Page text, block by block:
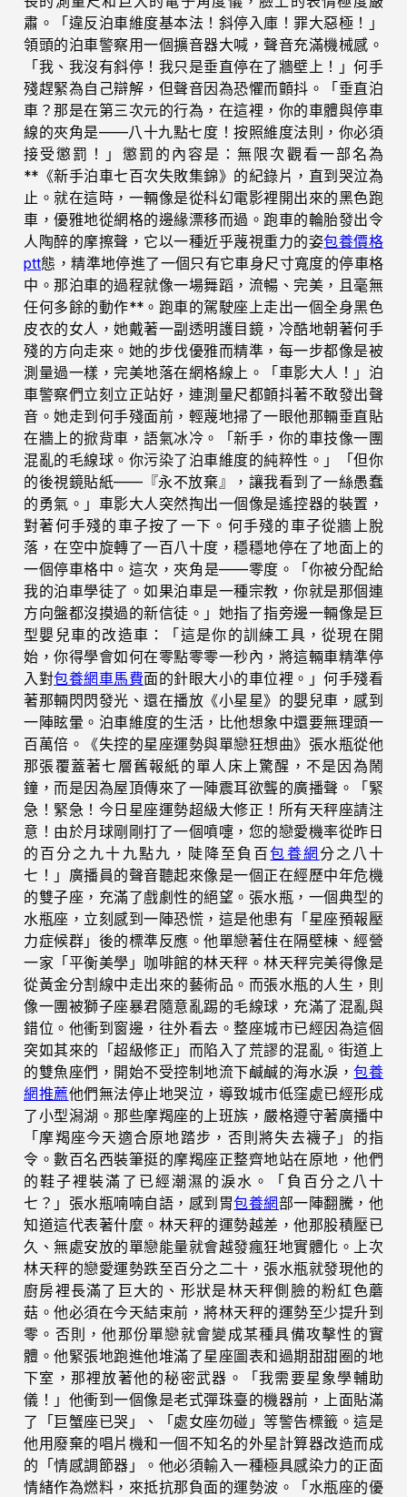
肅。「違反泊車維度基本法！斜停入庫！罪大惡極！」
領頭的泊車警察用一個擴音器大喊，聲音充滿機械感。
「我、我沒有斜停！我只是垂直停在了牆壁上！」何手
殘趕緊為自己辯解，但聲音因為恐懼而顫抖。「垂直泊
車？那是在第三次元的行為，在這裡，你的車體與停車
線的夾角是——八十九點七度！按照維度法則，你必須
接受懲罰！」懲罰的內容是：無限次觀看一部名為
**《新手泊車七百次失敗集錦》的紀錄片，直到哭泣為
止。就在這時，一輛像是從科幻電影裡開出來的黑色跑
車，優雅地從網格的邊緣漂移而過。跑車的輪胎發出令
人陶醉的摩擦聲，它以一種近乎蔑視重力的姿包養價格
ptt態，精準地停進了一個只有它車身尺寸寬度的停車格
中。那泊車的過程就像一場舞蹈，流暢、完美，且毫無
任何多餘的動作**。跑車的駕駛座上走出一個全身黑色
皮衣的女人，她戴著一副透明護目鏡，冷酷地朝著何手
殘的方向走來。她的步伐優雅而精準，每一步都像是被
測量過一樣，完美地落在網格線上。「車影大人！」泊
車警察們立刻立正站好，連測量尺都顫抖著不敢發出聲
音。她走到何手殘面前，輕蔑地掃了一眼他那輛垂直貼
在牆上的掀背車，語氣冰冷。「新手，你的車技像一團
混亂的毛線球。你污染了泊車維度的純粹性。」「但你
的後視鏡貼紙——『永不放棄』，讓我看到了一絲愚蠢
的勇氣。」車影大人突然掏出一個像是遙控器的裝置，
對著何手殘的車子按了一下。何手殘的車子從牆上脫
落，在空中旋轉了一百八十度，穩穩地停在了地面上的
一個停車格中。這次，夾角是——零度。「你被分配給
我的泊車學徒了。如果泊車是一種宗教，你就是那個連
方向盤都沒摸過的新信徒。」她指了指旁邊一輛像是巨
型嬰兒車的改造車：「這是你的訓練工具，從現在開
始，你得學會如何在零點零零一秒內，將這輛車精準停
入對包養網車馬費面的針眼大小的車位裡。」何手殘看
著那輛閃閃發光、還在播放《小星星》的嬰兒車，感到
一陣眩暈。泊車維度的生活，比他想象中還要無理頭一
百萬倍。《失控的星座運勢與單戀狂想曲》張水瓶從他
那張覆蓋著七層舊報紙的單人床上驚醒，不是因為鬧
鐘，而是因為屋頂傳來了一陣震耳欲聾的廣播聲。「緊
急！緊急！今日星座運勢超級大修正！所有天秤座請注
意！由於月球剛剛打了一個噴嚏，您的戀愛機率從昨日
的百分之九十九點九，陡降至負百包養網分之八十
七！」廣播員的聲音聽起來像是一個正在經歷中年危機
的雙子座，充滿了戲劇性的絕望。張水瓶，一個典型的
水瓶座，立刻感到一陣恐慌，這是他患有「星座預報壓
力症候群」後的標準反應。他單戀著住在隔壁棟、經營
一家「平衡美學」咖啡館的林天秤。林天秤完美得像是
從黃金分割線中走出來的藝術品。而張水瓶的人生，則
像一團被獅子座暴君隨意亂踢的毛線球，充滿了混亂與
錯位。他衝到窗邊，往外看去。整座城市已經因為這個
突如其來的「超級修正」而陷入了荒謬的混亂。街道上
的雙魚座們，開始不受控制地流下鹹鹹的海水淚，包養
網推薦他們無法停止地哭泣，導致城市低窪處已經形成
了小型潟湖。那些摩羯座的上班族，嚴格遵守著廣播中
「摩羯座今天適合原地踏步，否則將失去襪子」的指
令。數百名西裝筆挺的摩羯座正整齊地站在原地，他們
的鞋子裡裝滿了已經潮濕的淚水。「負百分之八十
七？」張水瓶喃喃自語，感到胃包養網部一陣翻騰，他
知道這代表著什麼。林天秤的運勢越差，他那股積壓已
久、無處安放的單戀能量就會越發瘋狂地實體化。上次
林天秤的戀愛運勢跌至百分之二十，張水瓶就發現他的
廚房裡長滿了巨大的、形狀是林天秤側臉的粉紅色蘑
菇。他必須在今天結束前，將林天秤的運勢至少提升到
零。否則，他那份單戀就會變成某種具備攻擊性的實
體。他緊張地跑進他堆滿了星座圖表和過期甜甜圈的地
下室，那裡放著他的秘密武器。「我需要星象學輔助
儀！」他衝到一個像是老式彈珠臺的機器前，上面貼滿
了「巨蟹座已哭」、「處女座勿碰」等警告標籤。這是
他用廢棄的唱片機和一個不知名的外星計算器改造而成
的「情感調節器」。他必須輸入一種極具感染力的正面
情緒作為燃料，來抵抗那負面的運勢波。「水瓶座的優